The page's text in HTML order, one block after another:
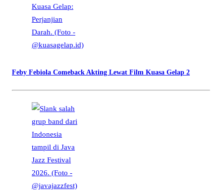
Feby Febiola Comeback Akting Lewat Film Kuasa Gelap 2